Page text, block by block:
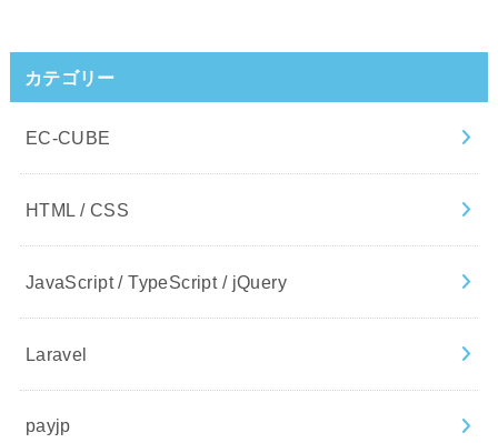
カテゴリー
EC-CUBE
HTML / CSS
JavaScript / TypeScript / jQuery
Laravel
payjp